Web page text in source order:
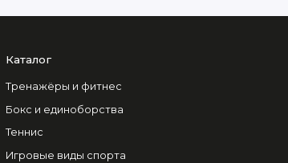
Каталог
Тренажёры и фитнес
Бокс и единоборства
Теннис
Игровые виды спорта